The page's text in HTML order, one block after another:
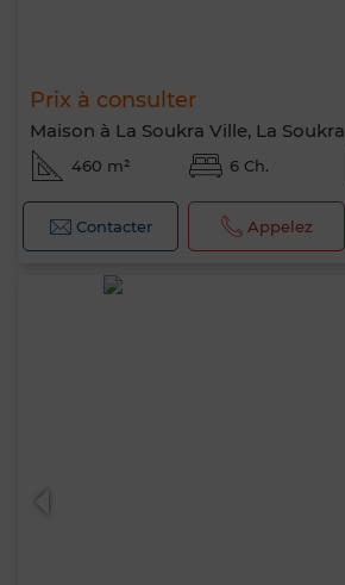
Prix à consulter
Maison à La Soukra Ville, La Soukra
460 m² 6 Ch.
Contacter Appelez